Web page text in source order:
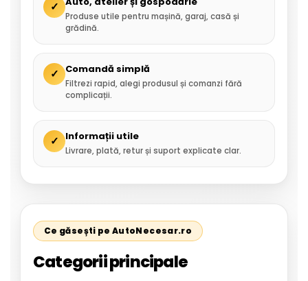
✓
Produse utile pentru mașină, garaj, casă și
grădină.
✓ Comandă simplă
Filtrezi rapid, alegi produsul și comanzi fără
complicații.
✓ Informații utile
Livrare, plată, retur și suport explicate clar.
Ce găsești pe AutoNecesar.ro
Categorii principale